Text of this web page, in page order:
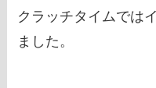
クラッチタイムでは
ました。